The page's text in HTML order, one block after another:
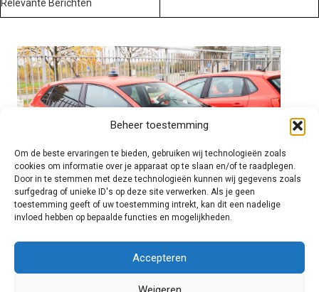
Beheer toestemming
Om de beste ervaringen te bieden, gebruiken wij technologieën zoals
cookies om informatie over je apparaat op te slaan en/of te raadplegen.
Door in te stemmen met deze technologieën kunnen wij gegevens zoals
surfgedrag of unieke ID's op deze site verwerken. Als je geen
toestemming geeft of uw toestemming intrekt, kan dit een nadelige
invloed hebben op bepaalde functies en mogelijkheden.
Accepteren
Relevante Berichten